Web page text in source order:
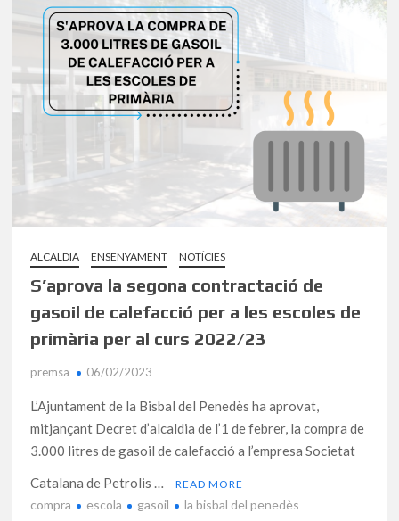
ALCALDIA ENSENYAMENT NOTÍCIES
S’aprova la segona contractació de
gasoil de calefacció per a les escoles de
primària per al curs 2022/23
premsa 06/02/2023
L’Ajuntament de la Bisbal del Penedès ha aprovat,
mitjançant Decret d’alcaldia de l’1 de febrer, la compra de
3.000 litres de gasoil de calefacció a l’empresa Societat
Catalana de Petrolis …
READ MORE
compra escola gasoil la bisbal del penedès